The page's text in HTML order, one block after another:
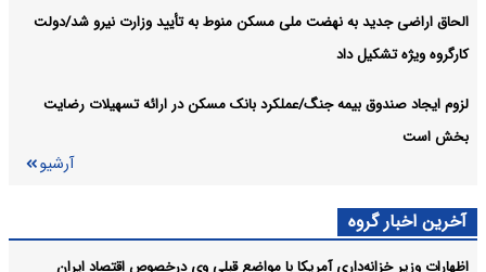
الحاق اراضی جدید به نهضت ملی مسکن منوط به تأیید وزارت نیرو شد/دولت
کارگروه ویژه تشکیل داد
لزوم ایجاد صندوق بیمه جنگ/عملکرد بانک مسکن در ارائه تسهیلات رضایت
بخش است
آرشیو
آخرین اخبار گروه
اظهارات وزیر خزانه‌داری آمریکا با مواضع قبلی وی درخصوص اقتصاد ایران